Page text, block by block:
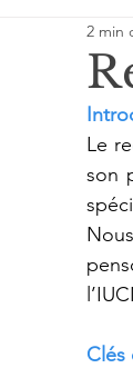
Nos autres2 min
Le
son